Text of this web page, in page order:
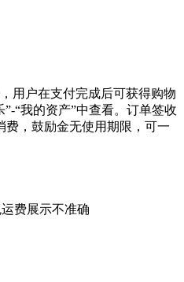
用户在支付完成后可获得购物
“我的资产”中查看。订单签收
费，鼓励金无使用期限，可一
费展示不准确